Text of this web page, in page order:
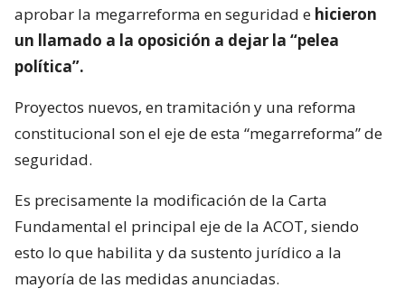
aprobar la megarreforma en seguridad e hicieron
un llamado a la oposición a dejar la “pelea
política”.
Proyectos nuevos, en tramitación y una reforma
constitucional son el eje de esta “megarreforma” de
seguridad.
Es precisamente la modificación de la Carta
Fundamental el principal eje de la ACOT, siendo
esto lo que habilita y da sustento jurídico a la
mayoría de las medidas anunciadas.